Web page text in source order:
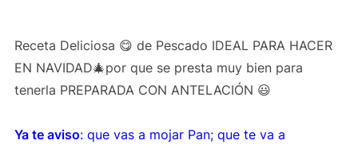
Receta Deliciosa 😋 de Pescado IDEAL PARA HACER
EN NAVIDAD🎄por que se presta muy bien para
tenerla PREPARADA CON ANTELACIÓN 😃
Ya te aviso: que vas a mojar Pan; que te va a